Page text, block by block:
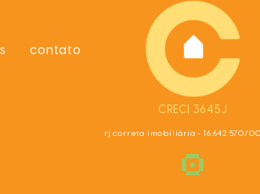
contato
CRECI 3645J
rj correta imobiliária - 16.642.570/